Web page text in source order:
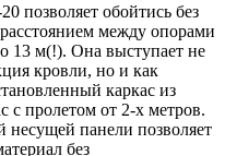
позволяет обойтись без
между опорами
13 м(!). Она выступает не
кровли, но и как
каркас из
с пролетом от 2-х метров.
панели позволяет
без